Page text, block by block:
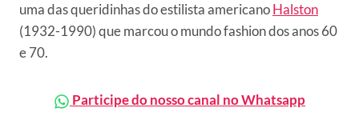
uma das queridinhas do estilista americanoHalston
(1932-1990) que marcou o mundo fashion dos anos 60
e 70.
Participe do nosso canal no Whatsapp